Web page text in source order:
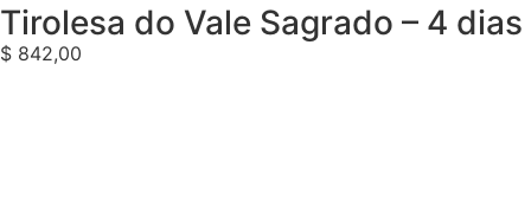
Tirolesa do Vale Sagrado – 4 dias
$ 842,00